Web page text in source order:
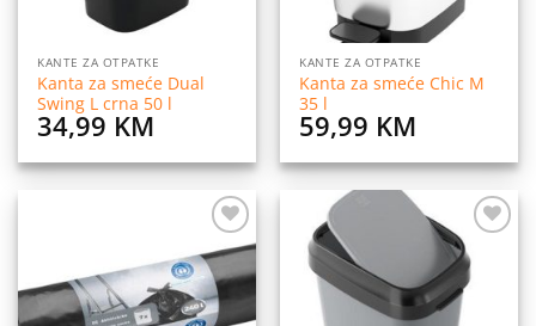
KANTE ZA OTPATKE
Kanta za smeće Dual
Swing L crna 50 l
34,99 KM
KANTE ZA OTPATKE
Kanta za smeće Chic M
35 l
59,99 KM
Dodaj
listu
želja
Dodaj